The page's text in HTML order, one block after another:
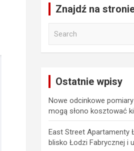
Znajdź na
Ostatnie wpisy
Nowe odcinkowe
mogą słono kosztować
East Street Apartamenty
blisko Łodzi Fabrycznej i